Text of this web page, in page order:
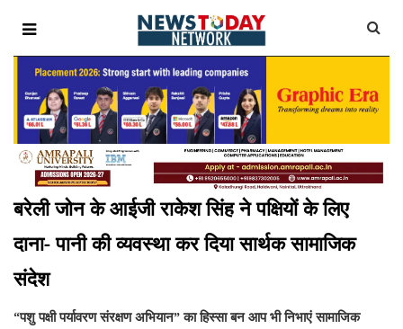
बरेली जोन के आईजी राकेश सिंह ने पक्षियों के लिए
दाना- पानी की व्यवस्था कर दिया सार्थक सामाजिक
संदेश
“पशु पक्षी पर्यावरण संरक्षण अभियान” का हिस्सा बन आप भी निभाएं सामाजिक